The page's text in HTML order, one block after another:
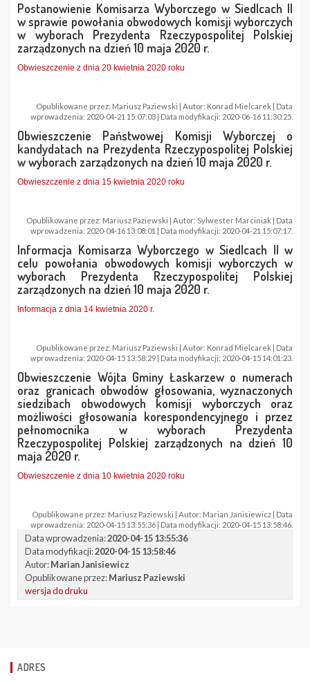
Postanowienie Komisarza Wyborczego w Siedlcach II
w sprawie powołania obwodowych komisji wyborczych
w wyborach Prezydenta Rzeczypospolitej Polskiej
zarządzonych na dzień 10 maja 2020 r.
Obwieszczenie z dnia 20 kwietnia 2020 roku
Opublikowane przez: Mariusz Paziewski | Autor: Konrad Mielcarek | Data
wprowadzenia: 2020-04-21 15:07:03 | Data modyfikacji: 2020-06-16 11:30:25.
Obwieszczenie Państwowej Komisji Wyborczej o
kandydatach na Prezydenta Rzeczypospolitej Polskiej
w wyborach zarządzonych na dzień 10 maja 2020 r.
Obwieszczenie z dnia 15 kwietnia 2020 roku
Opublikowane przez: Mariusz Paziewski | Autor: Sylwester Marciniak | Data
wprowadzenia: 2020-04-16 13:08:01 | Data modyfikacji: 2020-04-21 15:07:17.
Informacja Komisarza Wyborczego w Siedlcach II w
celu powołania obwodowych komisji wyborczych w
wyborach Prezydenta Rzeczypospolitej Polskiej
zarządzonych na dzień 10 maja 2020 r.
Informacja z dnia 14 kwietnia 2020 r.
Opublikowane przez: Mariusz Paziewski | Autor: Konrad Mielcarek | Data
wprowadzenia: 2020-04-15 13:58:29 | Data modyfikacji: 2020-04-15 14:01:23.
Obwieszczenie Wójta Gminy Łaskarzew o numerach
oraz granicach obwodów głosowania, wyznaczonych
siedzibach obwodowych komisji wyborczych oraz
możliwości głosowania korespondencyjnego i przez
pełnomocnika w wyborach Prezydenta
Rzeczypospolitej Polskiej zarządzonych na dzień 10
maja 2020 r.
Obwieszczenie z dnia 10 kwietnia 2020 roku
Opublikowane przez: Mariusz Paziewski | Autor: Marian Janisiewicz | Data
wprowadzenia: 2020-04-15 13:55:36 | Data modyfikacji: 2020-04-15 13:58:46.
Data wprowadzenia:2020-04-15 13:55:36
Data modyfikacji:2020-04-15 13:58:46
Autor:Marian Janisiewicz
Opublikowane przez:Mariusz Paziewski
wersja do druku
ADRES